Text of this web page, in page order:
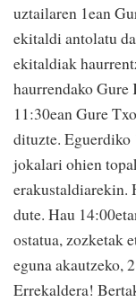
uztailaren 1ean
ekitaldi antolatu
ekitaldiak
haurrendako
11:30ean Gure
dituzte.
jokalari ohien
erakustaldiarekin.
dute. Hau
ostatua, zozketak
eguna akautzeko,
Errekaldera!